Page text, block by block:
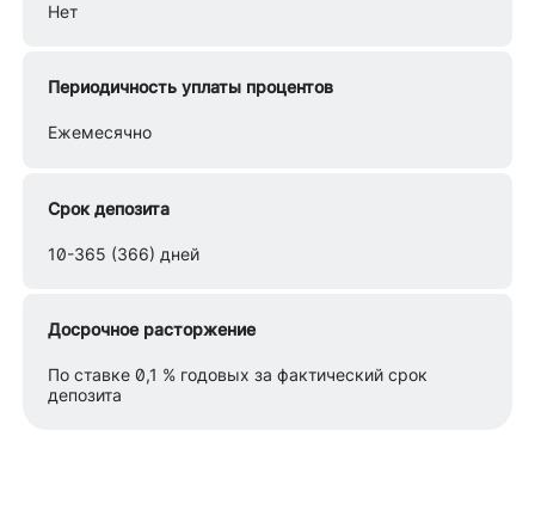
Нет
Периодичность уплаты процентов
Ежемесячно
Срок депозита
10-365 (366) дней
Досрочное расторжение
По ставке 0,1 % годовых за фактический срок
депозита